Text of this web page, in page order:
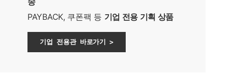
PAYBACK, 쿠폰팩 등 기업 전용 기획 상품
기업 전용관 바로가기 >